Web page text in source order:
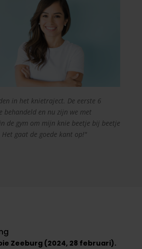
in het knietraject. De eerste 6
behandeld en nu zijn we met
de gym om mijn knie beetje bij beetje
gaat de goede kant op!"
Zeeburg (2024, 28 februari).